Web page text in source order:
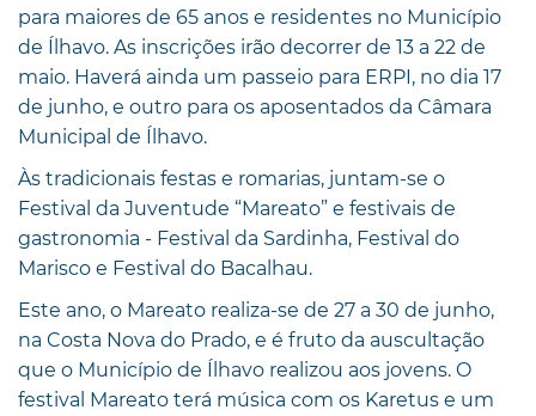
para maiores de 65 anos e residentes no Município
de Ílhavo. As inscrições irão decorrer de 13 a 22 de
maio. Haverá ainda um passeio para ERPI, no dia 17
de junho, e outro para os aposentados da Câmara
Municipal de Ílhavo.
Às tradicionais festas e romarias, juntam-se o
Festival da Juventude “Mareato” e festivais de
gastronomia - Festival da Sardinha, Festival do
Marisco e Festival do Bacalhau.
Este ano, o Mareato realiza-se de 27 a 30 de junho,
na Costa Nova do Prado, e é fruto da auscultação
que o Município de Ílhavo realizou aos jovens. O
festival Mareato terá música com os Karetus e um